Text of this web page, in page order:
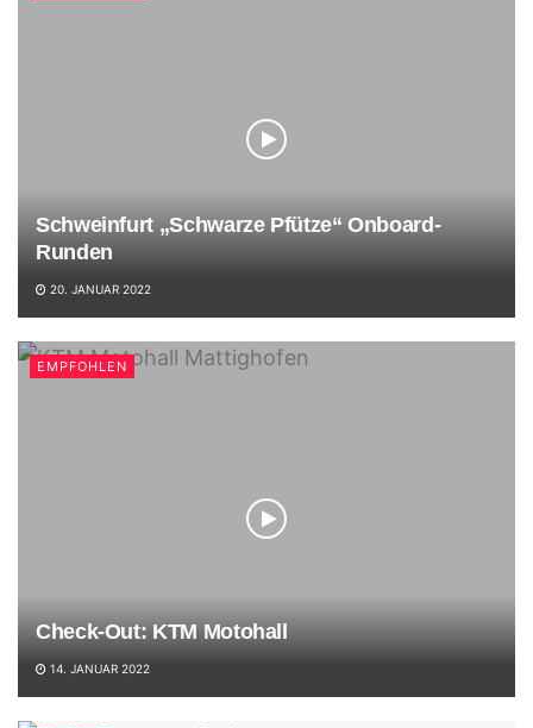
Schweinfurt „Schwarze Pfütze“ Onboard-
Runden
20. JANUAR 2022
EMPFOHLEN
Check-Out: KTM Motohall
14. JANUAR 2022